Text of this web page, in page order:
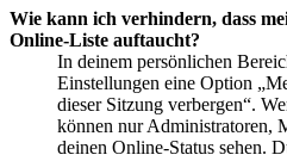
Wie kann ich verhindern, dass
Online-Liste auftaucht?
In deinem persönlichen
Einstellungen eine Option
dieser Sitzung verbergen“.
können nur Administratoren,
deinen Online-Status sehen.